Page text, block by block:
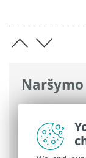
ESET
Antivirus
>
Naujinimai